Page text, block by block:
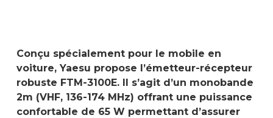
Conçu spécialement pour le mobile en
voiture, Yaesu propose l’émetteur-récepteur
robuste FTM-3100E. Il s’agit d’un monobande
2m (VHF, 136-174 MHz) offrant une puissance
confortable de 65 W permettant d’assurer